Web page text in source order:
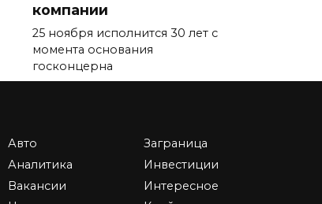
компании
25 ноября исполнится 30 лет с
момента основания
госконцерна
Что будет с нашими
Авто
Аналитика
Вакансии
Заграница
Инвестиции
Интересное